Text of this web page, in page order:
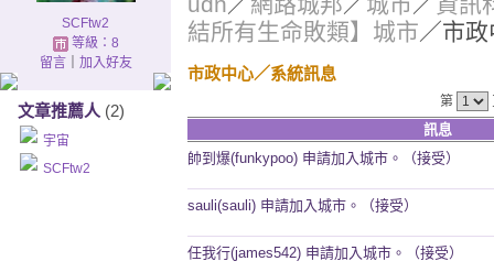
SCFtw2
等級：8
留言｜ 加入好友
文章推薦人 (2)
宇宙
SCFtw2
結所有生命敗類】城市／市
市政中心／系統訊息
第
訊息
帥到爆(funkypoo) 申請加入城市。（接受）
sauli(sauli) 申請加入城市。（接受）
任我行(james542) 申請加入城市。（接受）